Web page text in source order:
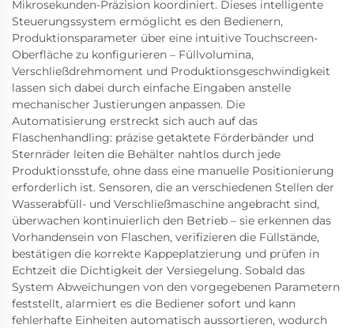
Mikrosekunden-Präzision koordiniert. Dieses intelligente
Steuerungssystem ermöglicht es den Bedienern,
Produktionsparameter über eine intuitive Touchscreen-
Oberfläche zu konfigurieren – Füllvolumina,
Verschließdrehmoment und Produktionsgeschwindigkeit
lassen sich dabei durch einfache Eingaben anstelle
mechanischer Justierungen anpassen. Die
Automatisierung erstreckt sich auch auf das
Flaschenhandling: präzise getaktete Förderbänder und
Sternräder leiten die Behälter nahtlos durch jede
Produktionsstufe, ohne dass eine manuelle Positionierung
erforderlich ist. Sensoren, die an verschiedenen Stellen der
Wasserabfüll- und Verschließmaschine angebracht sind,
überwachen kontinuierlich den Betrieb – sie erkennen das
Vorhandensein von Flaschen, verifizieren die Füllstände,
bestätigen die korrekte Kappeplatzierung und prüfen in
Echtzeit die Dichtigkeit der Versiegelung. Sobald das
System Abweichungen von den vorgegebenen Parametern
feststellt, alarmiert es die Bediener sofort und kann
fehlerhafte Einheiten automatisch aussortieren, wodurch